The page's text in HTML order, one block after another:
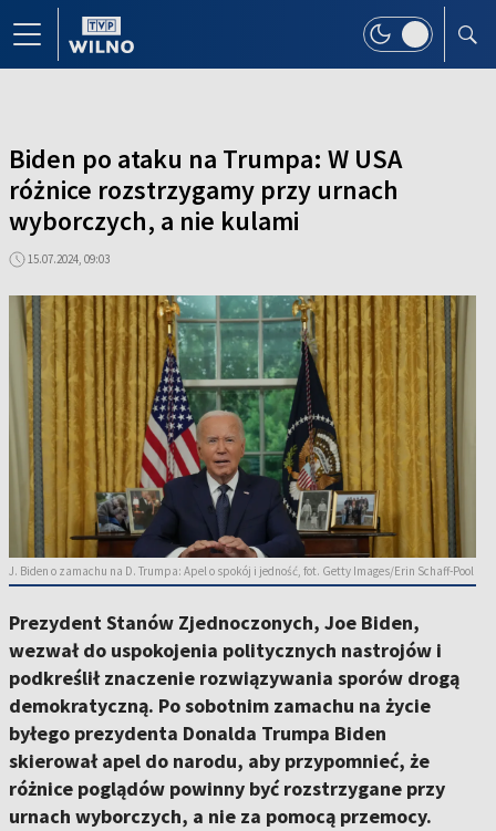
Biden po ataku na Trumpa: W USA
różnice rozstrzygamy przy urnach
wyborczych, a nie kulami
15.07.2024, 09:03
J. Biden o zamachu na D. Trumpa: Apel o spokój i jedność, fot. Getty Images/Erin Schaff-Pool
Prezydent Stanów Zjednoczonych, Joe Biden,
wezwał do uspokojenia politycznych nastrojów i
podkreślił znaczenie rozwiązywania sporów drogą
demokratyczną. Po sobotnim zamachu na życie
byłego prezydenta Donalda Trumpa Biden
skierował apel do narodu, aby przypomnieć, że
różnice poglądów powinny być rozstrzygane przy
urnach wyborczych, a nie za pomocą przemocy.